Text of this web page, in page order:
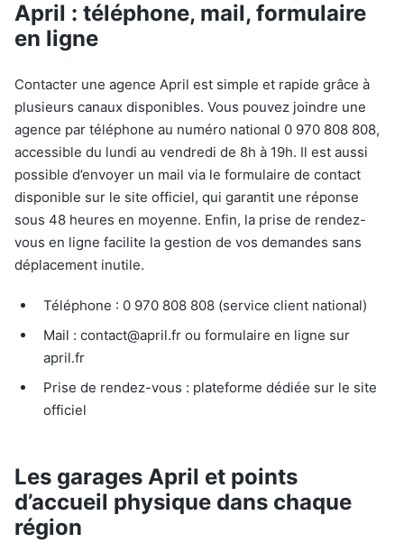
April : téléphone, mail, formulaire
en ligne
Contacter une agence April est simple et rapide grâce à
plusieurs canaux disponibles. Vous pouvez joindre une
agence par téléphone au numéro national 0 970 808 808,
accessible du lundi au vendredi de 8h à 19h. Il est aussi
possible d’envoyer un mail via le formulaire de contact
disponible sur le site officiel, qui garantit une réponse
sous 48 heures en moyenne. Enfin, la prise de rendez-
vous en ligne facilite la gestion de vos demandes sans
déplacement inutile.
Téléphone : 0 970 808 808 (service client national)
Mail : contact@april.fr ou formulaire en ligne sur
april.fr
Prise de rendez-vous : plateforme dédiée sur le site
officiel
Les garages April et points
d’accueil physique dans chaque
région